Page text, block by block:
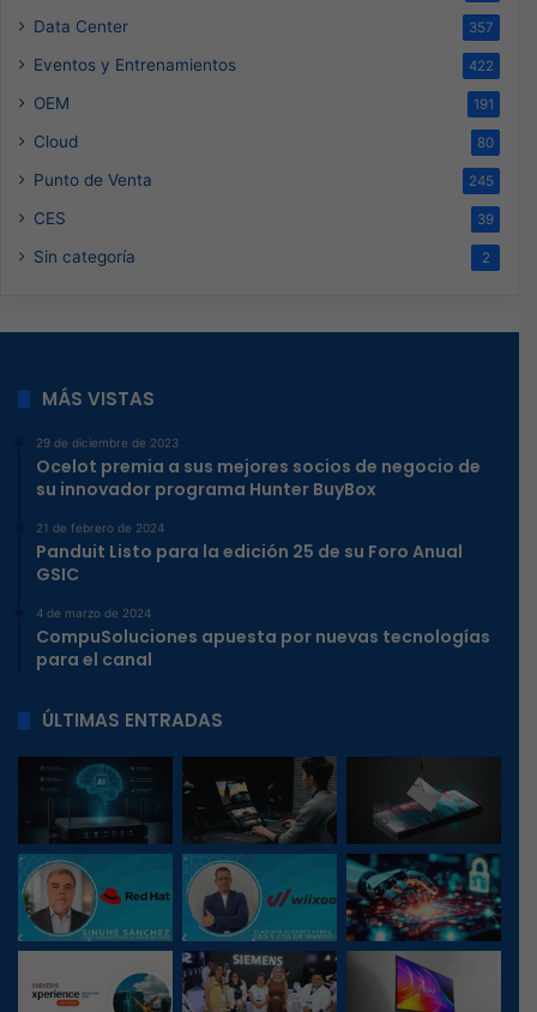
Data Center 357
Eventos y Entrenamientos 422
OEM 191
Cloud 80
Punto de Venta 245
CES 39
Sin categoría 2
MÁS VISTAS
29 de diciembre de 2023
Ocelot premia a sus mejores socios de negocio de
su innovador programa Hunter BuyBox
21 de febrero de 2024
Panduit Listo para la edición 25 de su Foro Anual
GSIC
4 de marzo de 2024
CompuSoluciones apuesta por nuevas tecnologías
para el canal
ÚLTIMAS ENTRADAS